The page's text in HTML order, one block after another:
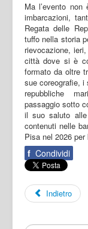
Ma l’evento
imbarcazioni,
Regata delle
tuffo nella storia
rievocazione,
città dove si è
formato da oltre
sue coreografie, i
repubbliche
passaggio sotto
il suo saluto
contenuti nelle
Pisa nel 2026
f Condividi
Indietro